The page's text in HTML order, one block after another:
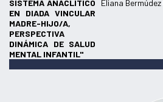
SISTEMA ANACLÍTICO
EN DIADA VINCULAR
MADRE-HIJO/A,
PERSPECTIVA
DINÁMICA DE SALUD
MENTAL INFANTIL"
Eliana Bermúdez